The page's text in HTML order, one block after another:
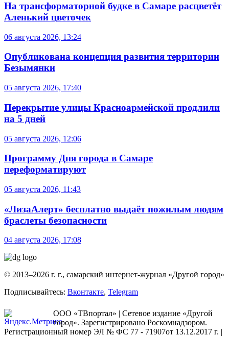
На трансформаторной будке в Самаре расцветёт
Аленький цветочек
06 августа 2026, 13:24
Опубликована концепция развития территории
Безымянки
05 августа 2026, 17:40
Перекрытие улицы Красноармейской продлили
на 5 дней
05 августа 2026, 12:06
Программу Дня города в Самаре
переформатируют
05 августа 2026, 11:43
«ЛизаАлерт» бесплатно выдаёт пожилым людям
браслеты безопасности
04 августа 2026, 17:08
© 2013–2026 г. г., самарский интернет-журнал «Другой город»
Подписывайтесь: Вконтакте, Telegram
ООО «ТВпортал» | Сетевое издание «Другой
город». Зарегистрировано Роскомнадзором.
Регистрационный номер ЭЛ № ФС 77 - 71907от 13.12.2017 г. |